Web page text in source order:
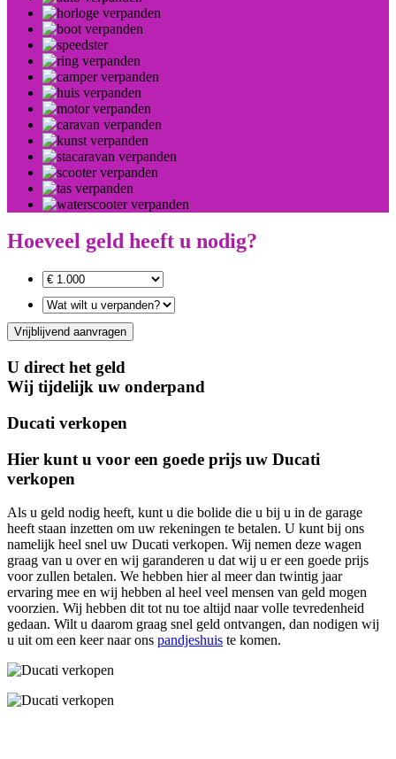
Hoeveel geld heeft u nodig?
Vrijblijvend aanvragen
U direct het geld
Wij tijdelijk uw onderpand
Ducati verkopen
Hier kunt u voor een goede prijs uw Ducati
verkopen
Als u geld nodig heeft, kunt u die bolide die u bij u in de garage
heeft staan inzetten om uw rekeningen te betalen. U kunt bij ons
namelijk heel snel uw Ducati verkopen. Wij nemen deze wagen
graag van u over en wij garanderen u dat wij u er een goede prijs
voor zullen betalen. We hebben hier al meer dan twintig jaar
ervaring mee en wij hebben al heel veel mensen van geld mogen
voorzien. Wij hebben dit tot nu toe altijd naar volle tevredenheid
gedaan. Wilt u daarom graag snel geld ontvangen, dan nodigen wij
u uit om een keer naar ons pandjeshuis te komen.